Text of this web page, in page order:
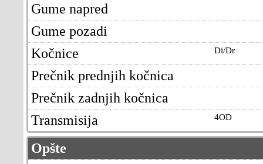
Gume napred
Gume pozadi
Di/Dr
Kočnice
Prečnik prednjih kočnica
Prečnik zadnjih kočnica
4OD
Transmisija
Opšte